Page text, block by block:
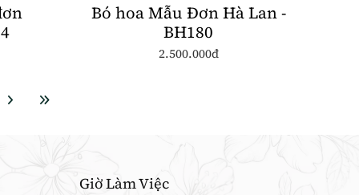
Bó hoa Mẫu Đơn Hà Lan -
BH180
2.500.000đ
Giờ Làm Việc